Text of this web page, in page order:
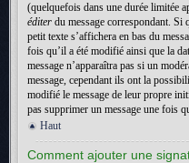
(quelquefois dans une durée limitée
éditer du message correspondant. Si
petit texte s’affichera en bas du
fois qu’il a été modifié ainsi que la
message n’apparaîtra pas si un
message, cependant ils ont la
modifié le message de leur propre
pas supprimer un message une fois
Haut
Comment ajouter une